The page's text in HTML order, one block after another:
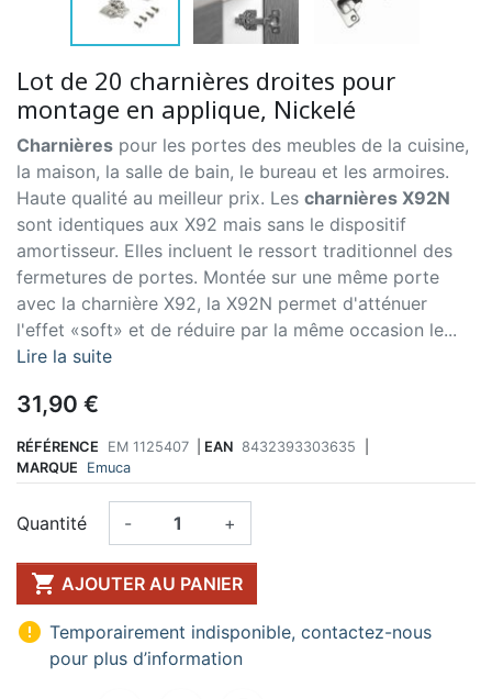
Lot de 20 charnières droites pour
montage en applique, Nickelé
Charnières pour les portes des meubles de la cuisine,
la maison, la salle de bain, le bureau et les armoires.
Haute qualité au meilleur prix. Les charnières X92N
sont identiques aux X92 mais sans le dispositif
amortisseur. Elles incluent le ressort traditionnel des
fermetures de portes. Montée sur une même porte
avec la charnière X92, la X92N permet d'atténuer
l'effet «soft» et de réduire par la même occasion le...
Lire la suite
31,90 €
RÉFÉRENCE EM 1125407 EAN 8432393303635
MARQUE
Emuca
Quantité - +
 AJOUTER AU PANIER
 Temporairement indisponible, contactez-nous
pour plus d’information